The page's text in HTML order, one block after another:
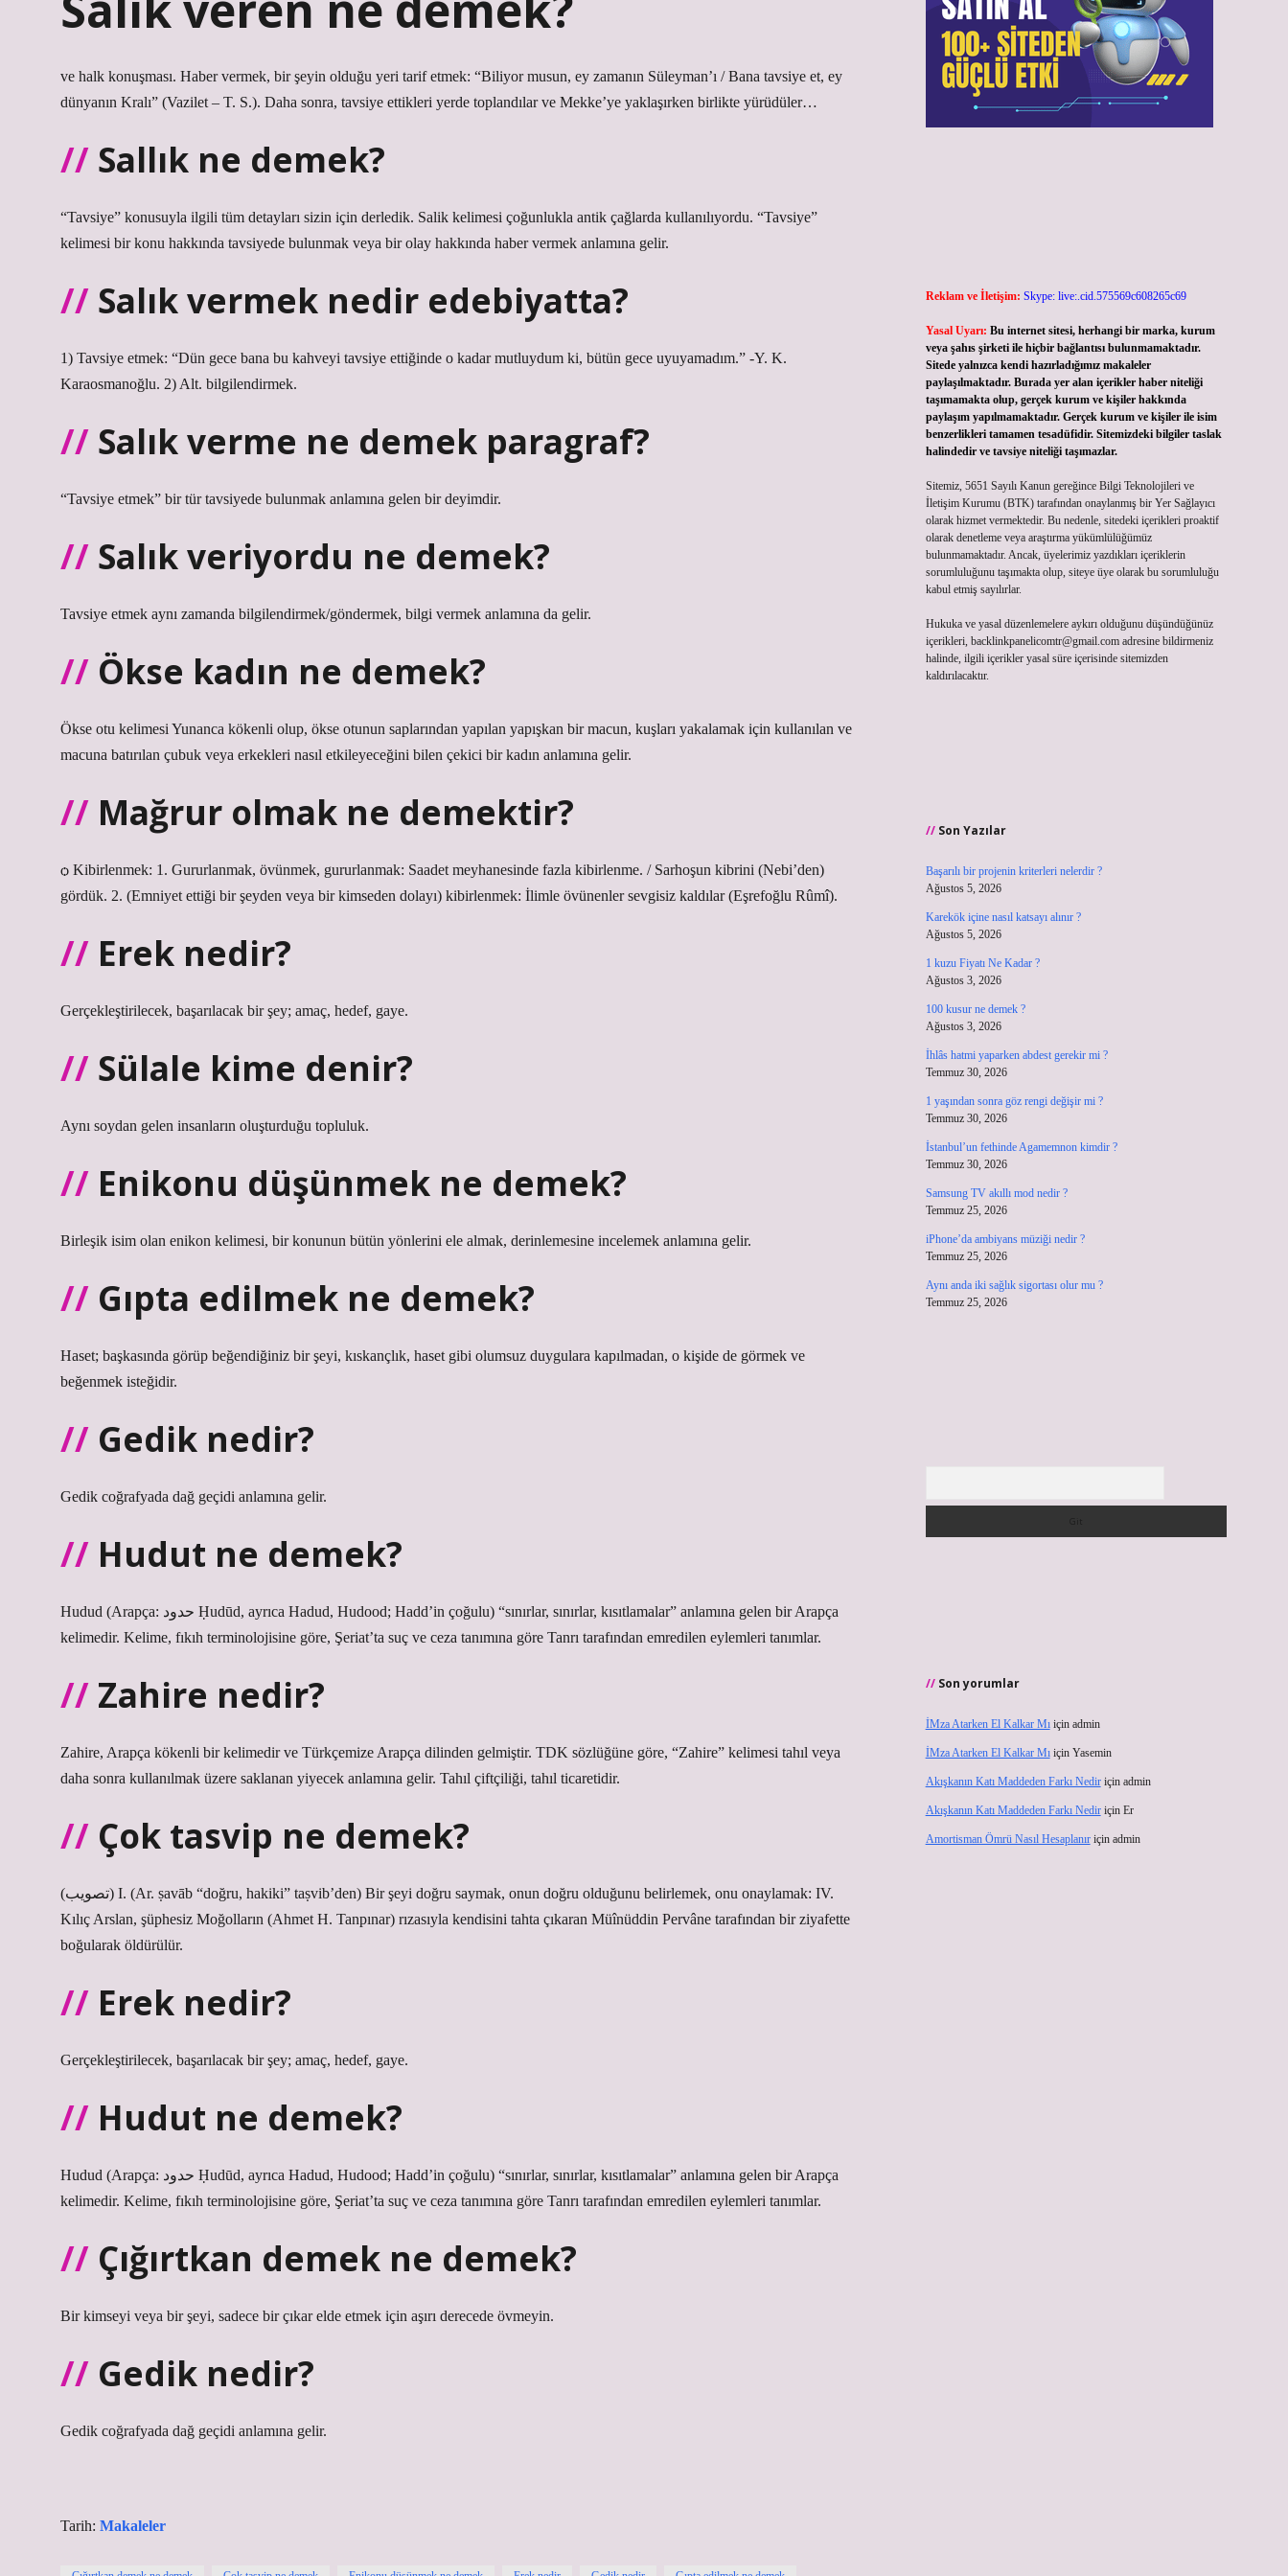
ve halk konuşması. Haber vermek, bir şeyin olduğu yeri tarif etmek: “Biliyor musun, ey zamanın Süleyman’ı / Bana tavsiye et, ey
dünyanın Kralı” (Vazilet – T. S.). Daha sonra, tavsiye ettikleri yerde toplandılar ve Mekke’ye yaklaşırken birlikte yürüdüler…
Sallık ne demek?
“Tavsiye” konusuyla ilgili tüm detayları sizin için derledik. Salik kelimesi çoğunlukla antik çağlarda kullanılıyordu. “Tavsiye”
kelimesi bir konu hakkında tavsiyede bulunmak veya bir olay hakkında haber vermek anlamına gelir.
Salık vermek nedir edebiyatta?
1) Tavsiye etmek: “Dün gece bana bu kahveyi tavsiye ettiğinde o kadar mutluydum ki, bütün gece uyuyamadım.” -Y. K.
Karaosmanoğlu. 2) Alt. bilgilendirmek.
Salık verme ne demek paragraf?
“Tavsiye etmek” bir tür tavsiyede bulunmak anlamına gelen bir deyimdir.
Salık veriyordu ne demek?
Tavsiye etmek aynı zamanda bilgilendirmek/göndermek, bilgi vermek anlamına da gelir.
Ökse kadın ne demek?
Ökse otu kelimesi Yunanca kökenli olup, ökse otunun saplarından yapılan yapışkan bir macun, kuşları yakalamak için kullanılan ve
macuna batırılan çubuk veya erkekleri nasıl etkileyeceğini bilen çekici bir kadın anlamına gelir.
Mağrur olmak ne demektir?
ѻ Kibirlenmek: 1. Gururlanmak, övünmek, gururlanmak: Saadet meyhanesinde fazla kibirlenme. / Sarhoşun kibrini (Nebi’den)
gördük. 2. (Emniyet ettiği bir şeyden veya bir kimseden dolayı) kibirlenmek: İlimle övünenler sevgisiz kaldılar (Eşrefoğlu Rûmî).
Erek nedir?
Gerçekleştirilecek, başarılacak bir şey; amaç, hedef, gaye.
Sülale kime denir?
Aynı soydan gelen insanların oluşturduğu topluluk.
Enikonu düşünmek ne demek?
Birleşik isim olan enikon kelimesi, bir konunun bütün yönlerini ele almak, derinlemesine incelemek anlamına gelir.
Gıpta edilmek ne demek?
Haset; başkasında görüp beğendiğiniz bir şeyi, kıskançlık, haset gibi olumsuz duygulara kapılmadan, o kişide de görmek ve
beğenmek isteğidir.
Gedik nedir?
Gedik coğrafyada dağ geçidi anlamına gelir.
Hudut ne demek?
Hudud (Arapça: حدود Ḥudūd, ayrıca Hadud, Hudood; Hadd’in çoğulu) “sınırlar, sınırlar, kısıtlamalar” anlamına gelen bir Arapça
kelimedir. Kelime, fıkıh terminolojisine göre, Şeriat’ta suç ve ceza tanımına göre Tanrı tarafından emredilen eylemleri tanımlar.
Zahire nedir?
Zahire, Arapça kökenli bir kelimedir ve Türkçemize Arapça dilinden gelmiştir. TDK sözlüğüne göre, “Zahire” kelimesi tahıl veya
daha sonra kullanılmak üzere saklanan yiyecek anlamına gelir. Tahıl çiftçiliği, tahıl ticaretidir.
Çok tasvip ne demek?
(ﺗﺼﻮﻳﺐ) I. (Ar. ṣavāb “doğru, hakiki” taṣvіb’den) Bir şeyi doğru saymak, onun doğru olduğunu belirlemek, onu onaylamak: IV.
Kılıç Arslan, şüphesiz Moğolların (Ahmet H. Tanpınar) rızasıyla kendisini tahta çıkaran Müînüddin Pervâne tarafından bir ziyafette
boğularak öldürülür.
Erek nedir?
Gerçekleştirilecek, başarılacak bir şey; amaç, hedef, gaye.
Hudut ne demek?
Hudud (Arapça: حدود Ḥudūd, ayrıca Hadud, Hudood; Hadd’in çoğulu) “sınırlar, sınırlar, kısıtlamalar” anlamına gelen bir Arapça
kelimedir. Kelime, fıkıh terminolojisine göre, Şeriat’ta suç ve ceza tanımına göre Tanrı tarafından emredilen eylemleri tanımlar.
Çığırtkan demek ne demek?
Bir kimseyi veya bir şeyi, sadece bir çıkar elde etmek için aşırı derecede övmeyin.
Gedik nedir?
Gedik coğrafyada dağ geçidi anlamına gelir.
Tarih: Makaleler
Reklam ve İletişim: Skype: live:.cid.575569c608265c69
Yasal Uyarı: Bu internet sitesi, herhangi bir marka, kurum
veya şahıs şirketi ile hiçbir bağlantısı bulunmamaktadır.
Sitede yalnızca kendi hazırladığımız makaleler
paylaşılmaktadır. Burada yer alan içerikler haber niteliği
taşımamakta olup, gerçek kurum ve kişiler hakkında
paylaşım yapılmamaktadır. Gerçek kurum ve kişiler ile isim
benzerlikleri tamamen tesadüfidir. Sitemizdeki bilgiler taslak
halindedir ve tavsiye niteliği taşımazlar.
Sitemiz, 5651 Sayılı Kanun gereğince Bilgi Teknolojileri ve
İletişim Kurumu (BTK) tarafından onaylanmış bir Yer Sağlayıcı
olarak hizmet vermektedir. Bu nedenle, sitedeki içerikleri proaktif
olarak denetleme veya araştırma yükümlülüğümüz
bulunmamaktadır. Ancak, üyelerimiz yazdıkları içeriklerin
sorumluluğunu taşımakta olup, siteye üye olarak bu sorumluluğu
kabul etmiş sayılırlar.
Hukuka ve yasal düzenlemelere aykırı olduğunu düşündüğünüz
içerikleri, backlinkpanelicomtr@gmail.comadresine bildirmeniz
halinde, ilgili içerikler yasal süre içerisinde sitemizden
kaldırılacaktır.
Son Yazılar
Başarılı bir projenin kriterleri nelerdir ?
Ağustos 5, 2026
Karekök içine nasıl katsayı alınır ?
Ağustos 5, 2026
1 kuzu Fiyatı Ne Kadar ?
Ağustos 3, 2026
100 kusur ne demek ?
Ağustos 3, 2026
İhlâs hatmi yaparken abdest gerekir mi ?
Temmuz 30, 2026
1 yaşından sonra göz rengi değişir mi ?
Temmuz 30, 2026
İstanbul’un fethinde Agamemnon kimdir ?
Temmuz 30, 2026
Samsung TV akıllı mod nedir ?
Temmuz 25, 2026
iPhone’da ambiyans müziği nedir ?
Temmuz 25, 2026
Aynı anda iki sağlık sigortası olur mu ?
Temmuz 25, 2026
Son yorumlar
İMza Atarken El Kalkar Mıiçin admin
İMza Atarken El Kalkar Mıiçin Yasemin
Akışkanın Katı Maddeden Farkı Nediriçin admin
Akışkanın Katı Maddeden Farkı Nediriçin Er
Amortisman Ömrü Nasıl Hesaplanıriçin admin